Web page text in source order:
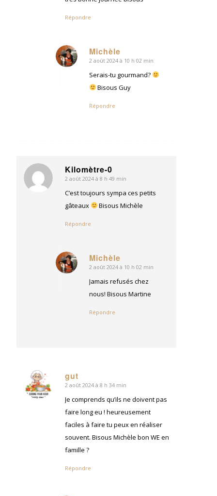
Répondre
Michèle
dit
2 août 2024 à 10 h 02 min
Serais-tu gourmand?
Bisous Guy
Répondre
Kilomètre-0
dit
:
2 août 2024 à 8 h 49 min
C’est toujours sympa ces petits
gâteaux
Bisous Michèle
Répondre
Michèle
dit
2 août 2024 à 10 h 02 min
Jamais refusés chez
nous! Bisous Martine
Répondre
gut
dit
:
2 août 2024 à 8 h 34 min
Je comprends qu’ils ne doivent pas
faire long eu ! heureusement
faciles à faire tu peux en réaliser
souvent. Bisous Michèle bon WE en
famille ?
Répondre